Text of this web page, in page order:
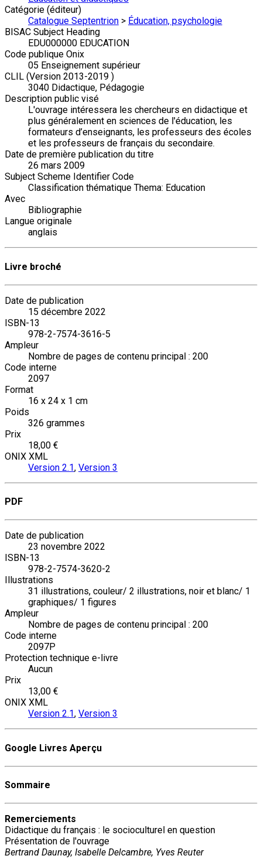
Catégorie (éditeur)
Catalogue Septentrion > Éducation, psychologie
BISAC Subject Heading
EDU000000 EDUCATION
Code publique Onix
05 Enseignement supérieur
CLIL (Version 2013-2019 )
3040 Didactique, Pédagogie
Description public visé
L'ouvrage intéressera les chercheurs en didactique et
plus généralement en sciences de l'éducation, les
formateurs d’enseignants, les professeurs des écoles
et les professeurs de français du secondaire.
Date de première publication du titre
26 mars 2009
Subject Scheme Identifier Code
Classification thématique Thema: Education
Avec
Bibliographie
Langue originale
anglais
Livre broché
Date de publication
15 décembre 2022
ISBN-13
978-2-7574-3616-5
Ampleur
Nombre de pages de contenu principal : 200
Code interne
2097
Format
16 x 24 x 1 cm
Poids
326 grammes
Prix
18,00 €
ONIX XML
Version 2.1, Version 3
PDF
Date de publication
23 novembre 2022
ISBN-13
978-2-7574-3620-2
Illustrations
31 illustrations, couleur/ 2 illustrations, noir et blanc/ 1
graphiques/ 1 figures
Ampleur
Nombre de pages de contenu principal : 200
Code interne
2097P
Protection technique e-livre
Aucun
Prix
13,00 €
ONIX XML
Version 2.1, Version 3
Google Livres Aperçu
Sommaire
Remerciements
Didactique du français : le socioculturel en question
Présentation de l'ouvrage
Bertrand Daunay, Isabelle Delcambre, Yves Reuter